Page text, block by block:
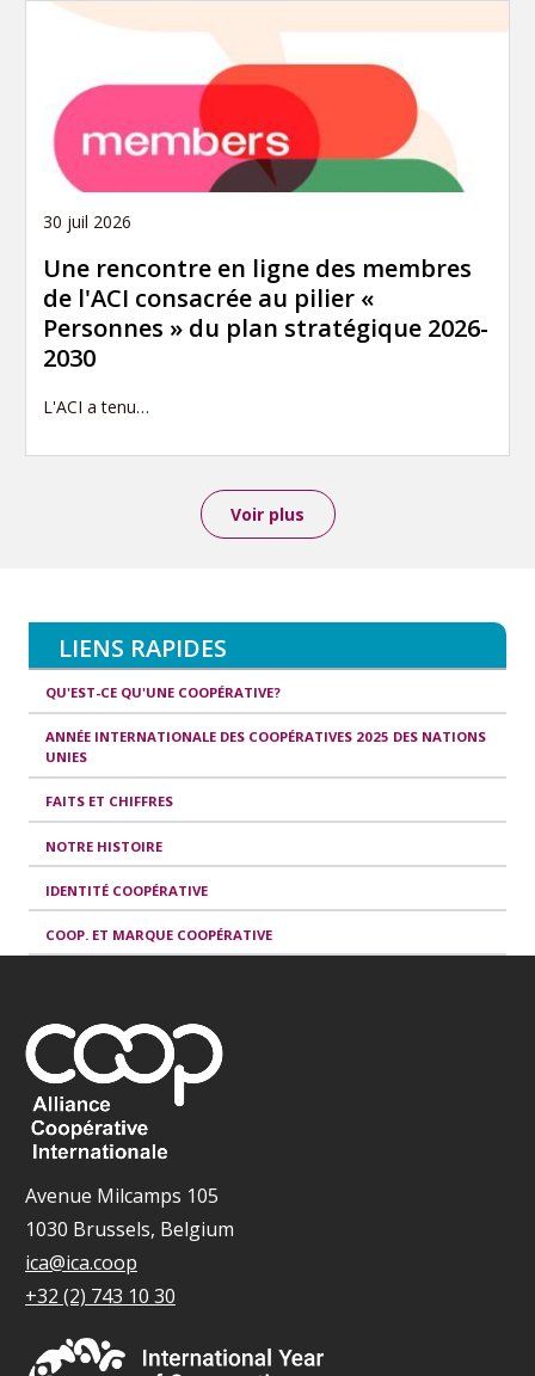
30 juil 2026
Une rencontre en ligne des membres
de l'ACI consacrée au pilier «
Personnes » du plan stratégique 2026-
2030
L'ACI a tenu…
Voir plus
LIENS RAPIDES
QU'EST-CE QU'UNE COOPÉRATIVE?
ANNÉE INTERNATIONALE DES COOPÉRATIVES 2025 DES NATIONS
UNIES
FAITS ET CHIFFRES
NOTRE HISTOIRE
IDENTITÉ COOPÉRATIVE
COOP. ET MARQUE COOPÉRATIVE
Avenue Milcamps 105
1030 Brussels, Belgium
ica@ica.coop
+32 (2) 743 10 30